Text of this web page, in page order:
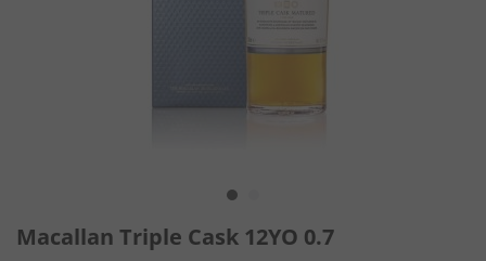
към
Macallan Triple Cask 12YO 0.7